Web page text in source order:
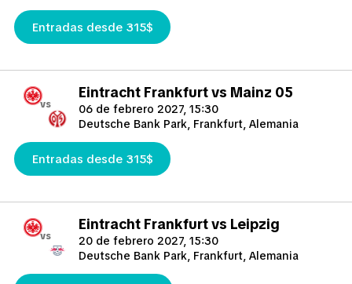
Entradas desde 315$
vs
Eintracht Frankfurt vs Mainz 05
06 de febrero 2027, 15:30
Deutsche Bank Park, Frankfurt, Alemania
Entradas desde 315$
vs
Eintracht Frankfurt vs Leipzig
20 de febrero 2027, 15:30
Deutsche Bank Park, Frankfurt, Alemania